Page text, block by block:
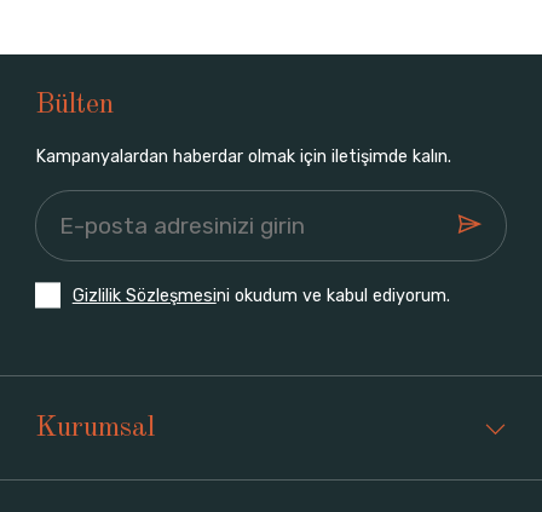
Bülten
Kampanyalardan haberdar olmak için iletişimde kalın.
Gizlilik Sözleşmesini okudum ve kabul ediyorum.
Kurumsal